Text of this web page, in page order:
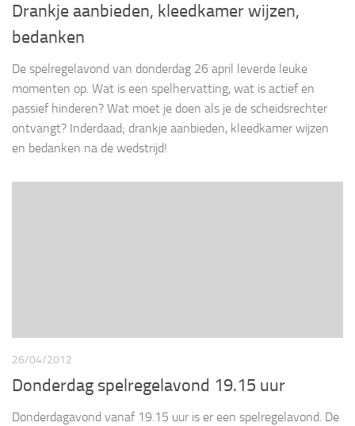
Drankje aanbieden, kleedkamer wijzen,
bedanken
De spelregelavond van donderdag 26 april leverde leuke
momenten op. Wat is een spelhervatting, wat is actief en
passief hinderen? Wat moet je doen als je de scheidsrechter
ontvangt? Inderdaad; drankje aanbieden, kleedkamer wijzen
en bedanken na de wedstrijd!
26/04/2012
Donderdag spelregelavond 19.15 uur
Donderdagavond vanaf 19.15 uur is er een spelregelavond. De